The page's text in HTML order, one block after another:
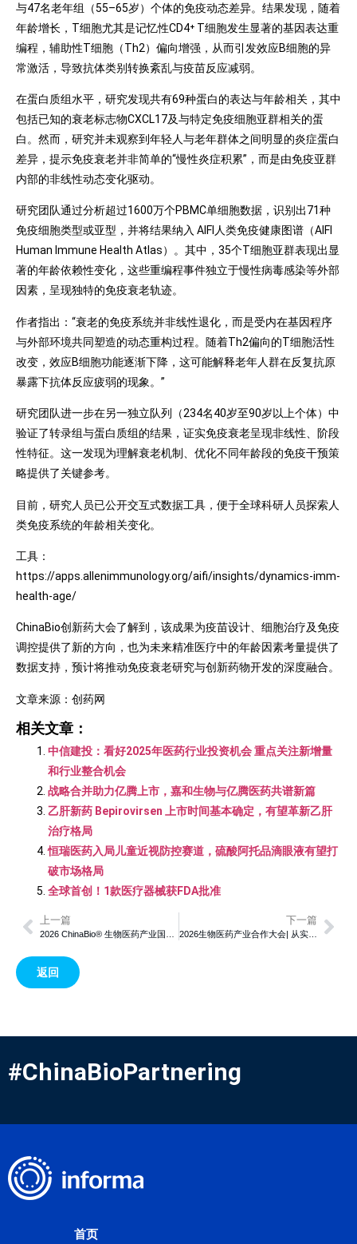
与47名老年组（55–65岁）个体的免疫动态差异。结果发现，随着
年龄增长，T细胞尤其是记忆性CD4⁺ T细胞发生显著的基因表达重
编程，辅助性T细胞（Th2）偏向增强，从而引发效应B细胞的异
常激活，导致抗体类别转换紊乱与疫苗反应减弱。
在蛋白质组水平，研究发现共有69种蛋白的表达与年龄相关，其中
包括已知的衰老标志物CXCL17及与特定免疫细胞亚群相关的蛋
白。然而，研究并未观察到年轻人与老年群体之间明显的炎症蛋白
差异，提示免疫衰老并非简单的“慢性炎症积累”，而是由免疫亚群
内部的非线性动态变化驱动。
研究团队通过分析超过1600万个PBMC单细胞数据，识别出71种
免疫细胞类型或亚型，并将结果纳入 AIFI人类免疫健康图谱（AIFI
Human Immune Health Atlas）。其中，35个T细胞亚群表现出显
著的年龄依赖性变化，这些重编程事件独立于慢性病毒感染等外部
因素，呈现独特的免疫衰老轨迹。
作者指出：“衰老的免疫系统并非线性退化，而是受内在基因程序
与外部环境共同塑造的动态重构过程。随着Th2偏向的T细胞活性
改变，效应B细胞功能逐渐下降，这可能解释老年人群在反复抗原
暴露下抗体反应疲弱的现象。”
研究团队进一步在另一独立队列（234名40岁至90岁以上个体）中
验证了转录组与蛋白质组的结果，证实免疫衰老呈现非线性、阶段
性特征。这一发现为理解衰老机制、优化不同年龄段的免疫干预策
略提供了关键参考。
目前，研究人员已公开交互式数据工具，便于全球科研人员探索人
类免疫系统的年龄相关变化。
工具：
https://apps.allenimmunology.org/aifi/insights/dynamics-imm-
health-age/
ChinaBio创新药大会了解到，该成果为疫苗设计、细胞治疗及免疫
调控提供了新的方向，也为未来精准医疗中的年龄因素考量提供了
数据支持，预计将推动免疫衰老研究与创新药物开发的深度融合。
文章来源：创药网
相关文章：
中信建投：看好2025年医药行业投资机会 重点关注新增量
和行业整合机会
战略合并助力亿腾上市，嘉和生物与亿腾医药共谱新篇
乙肝新药 Bepirovirsen 上市时间基本确定，有望革新乙肝
治疗格局
恒瑞医药入局儿童近视防控赛道，硫酸阿托品滴眼液有望打
破市场格局
全球首创！1款医疗器械获FDA批准
上一篇 下一篇
2026生物医药产业合作大会| 从实验室到临床策略：FIGNL1抑制或重塑肿瘤治疗格局
返回
#ChinaBioPartnering
首页